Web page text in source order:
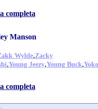
completa
Manson
Wylde,Zacky
,Young Jeezy,Young Buck,Yoko
completa